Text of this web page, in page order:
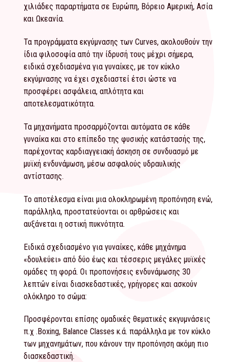
χιλιάδες παραρτήματα σε Ευρώπη, Βόρειο Αμερική, Ασία
και Ωκεανία.
Τα προγράμματα εκγύμνασης των Curves, ακολουθούν την
ίδια φιλοσοφία από την ίδρυσή τους μέχρι σήμερα,
ειδικά σχεδιασμένα για γυναίκες, με τον κύκλο
εκγύμνασης να έχει σχεδιαστεί έτσι ώστε να
προσφέρει ασφάλεια, απλότητα και
αποτελεσματικότητα.
Τα μηχανήματα προσαρμόζονται αυτόματα σε κάθε
γυναίκα και στο επίπεδο της φυσικής κατάστασής της,
παρέχοντας καρδιαγγειακή άσκηση σε συνδυασμό με
μυϊκή ενδυνάμωση, μέσω ασφαλούς υδραυλικής
αντίστασης.
Το αποτέλεσμα είναι μια ολοκληρωμένη προπόνηση ενώ,
παράλληλα, προστατεύονται οι αρθρώσεις και
αυξάνεται η οστική πυκνότητα.
Ειδικά σχεδιασμένο για γυναίκες, κάθε μηχάνημα
«δουλεύει» από δύο έως και τέσσερις μεγάλες μυϊκές
ομάδες τη φορά. Οι προπονήσεις ενδυνάμωσης 30
λεπτών είναι διασκεδαστικές, γρήγορες και ασκούν
ολόκληρο το σώμα:
Προσφέρονται επίσης ομαδικές θεματικές εκγυμνάσεις
π.χ .Boxing, Balance Classes κ.ά. παράλληλα με τον κύκλο
των μηχανημάτων, που κάνουν την προπόνηση ακόμη πιο
διασκεδαστική.